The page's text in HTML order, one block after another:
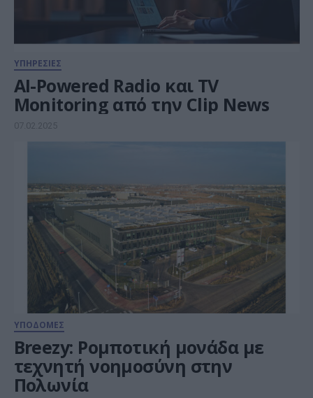
ΥΠΗΡΕΣΙΕΣ
AI-Powered Radio και TV
Monitoring από την Clip News
07.02.2025
ΥΠΟΔΟΜΕΣ
Breezy: Ρομποτική μονάδα με
τεχνητή νοημοσύνη στην
Πολωνία